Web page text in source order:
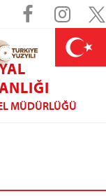
Sosyal
açılır)
bağış sayfası (yeni
MÜDÜRLÜĞÜ